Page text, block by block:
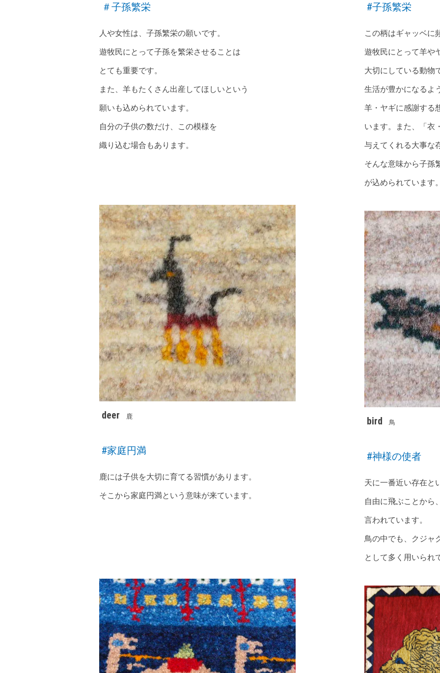
＃子孫繁栄
人や女性は、子孫繁栄の願いです。
遊牧民にとって子孫を繁栄させることは
とても重要です。
また、羊もたくさん出産してほしいという
願いも込められています。
自分の子供の数だけ、この模様を
織り込む場合もあります。
#子孫繁栄
この柄はギャッベに
遊牧民にとって羊や
大切にしている動物
生活が豊かになるよ
羊・ヤギに感謝する
います。また、「衣
与えてくれる大事な
そんな意味から子孫
が込められています
deer 鹿
#家庭円満
鹿には子供を大切に育てる習慣があります。
そこから家庭円満という意味が来ています。
bird 鳥
#神様の使者
天に一番近い存在と
自由に飛ぶことから
言われています。
鳥の中でも、クジャ
として多く用いられ